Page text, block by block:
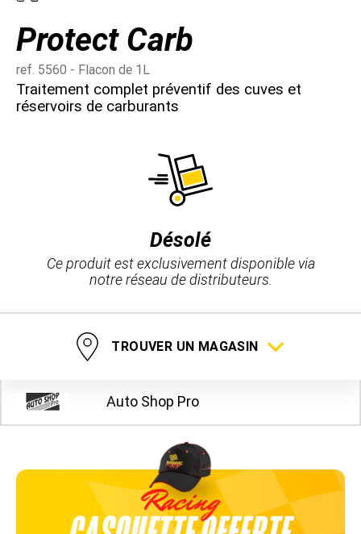
Protect Carb
ref. 5560 - Flacon de 1L
Traitement complet préventif des cuves et
réservoirs de carburants
Désolé
Ce produit est exclusivement disponible via
notre réseau de distributeurs.
TROUVER UN MAGASIN
Auto Shop Pro